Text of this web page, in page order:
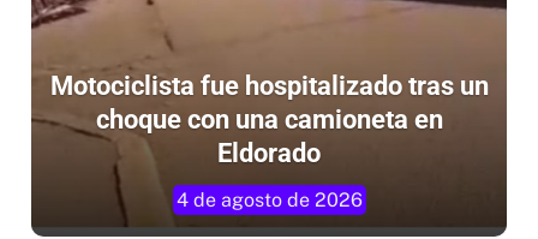
Motociclista fue hospitalizado tras un
choque con una camioneta en
Eldorado
4 de agosto de 2026